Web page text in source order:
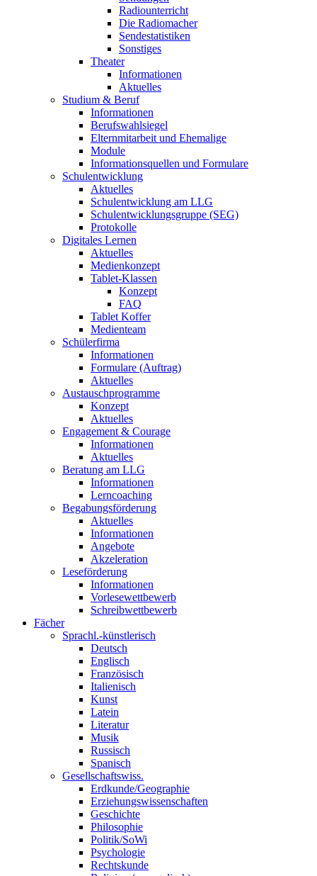
Radiounterricht
Die Radiomacher
Sendestatistiken
Sonstiges
Theater
Informationen
Aktuelles
Studium & Beruf
Informationen
Berufswahlsiegel
Elternmitarbeit und Ehemalige
Module
Informationsquellen und Formulare
Schulentwicklung
Aktuelles
Schulentwicklung am LLG
Schulentwicklungsgruppe (SEG)
Protokolle
Digitales Lernen
Aktuelles
Medienkonzept
Tablet-Klassen
Konzept
FAQ
Tablet Koffer
Medienteam
Schülerfirma
Informationen
Formulare (Auftrag)
Aktuelles
Austauschprogramme
Konzept
Aktuelles
Engagement & Courage
Informationen
Aktuelles
Beratung am LLG
Informationen
Lerncoaching
Begabungsförderung
Aktuelles
Informationen
Angebote
Akzeleration
Leseförderung
Informationen
Vorlesewettbewerb
Schreibwettbewerb
Fächer
Sprachl.-künstlerisch
Deutsch
Englisch
Französisch
Italienisch
Kunst
Latein
Literatur
Musik
Russisch
Spanisch
Gesellschaftswiss.
Erdkunde/Geographie
Erziehungswissenschaften
Geschichte
Philosophie
Politik/SoWi
Psychologie
Rechtskunde